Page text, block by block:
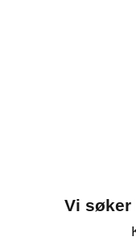
Vi søker